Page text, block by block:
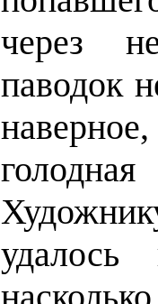
через
паводок
удалось